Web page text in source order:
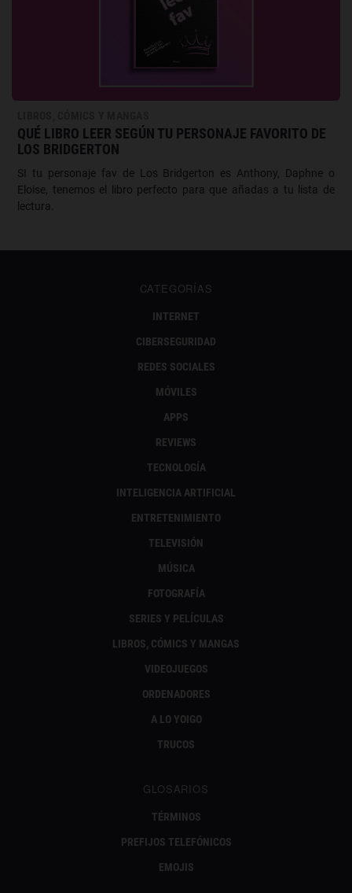
QUÉ LIBRO LEER SEGÚN TU PERSONAJE FAVORITO DE
LOS BRIDGERTON
SI tu personaje fav de Los Bridgerton es Anthony, Daphne o
Eloise, tenemos el libro perfecto para que añadas a tu lista de
lectura.
CATEGORÍAS
INTERNET
CIBERSEGURIDAD
REDES SOCIALES
MÓVILES
APPS
REVIEWS
TECNOLOGÍA
INTELIGENCIA ARTIFICIAL
ENTRETENIMIENTO
TELEVISIÓN
MÚSICA
FOTOGRAFÍA
SERIES Y PELÍCULAS
LIBROS, CÓMICS Y MANGAS
VIDEOJUEGOS
ORDENADORES
A LO YOIGO
TRUCOS
GLOSARIOS
TÉRMINOS
PREFIJOS TELEFÓNICOS
EMOJIS